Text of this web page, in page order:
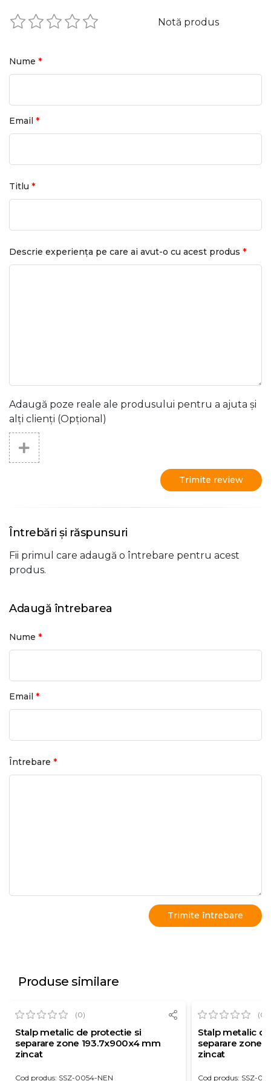
Notă produs
Nume *
Email *
Titlu *
Descrie experiența pe care ai avut-o cu acest produs *
Adaugă poze reale ale produsului pentru a ajuta și
alți clienți (Opțional)
Trimite review
Întrebări și răspunsuri
Fii primul care adaugă o întrebare pentru acest
produs.
Adaugă întrebarea
Nume *
Email *
Întrebare *
Produse similare
(0)
Stalp metalic de protectie si
separare zone 193.7x900x4 mm
zincat
Cod produs: SSZ-0054-NEN
(0)
Stalp metalic
separare zone
zincat
Cod produs: SSZ-